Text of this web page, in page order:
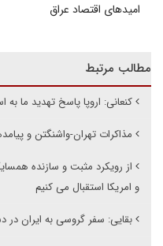
امیدهای اقتصاد عراق
مطالب مرتبط
کنعانی: اروپا پاسخ تهدید ما به
مذاکرات تهران-واشنگتن و
از رویکرد مثبت و سازنده
و امریکا استقبال می کنیم
بقایی: سفر گروسی به ایران در